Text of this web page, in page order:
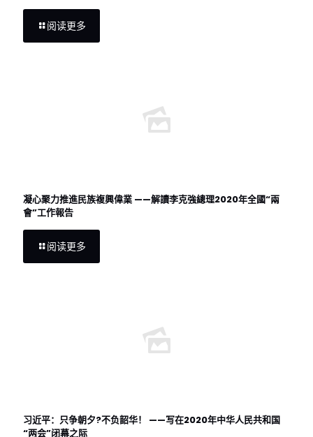
阅读更多
凝心聚力推進民族複興偉業 ——解讀李克強總理2020年全國“兩
會”工作報告
阅读更多
习近平：只争朝夕?不负韶华！ ——写在2020年中华人民共和国
“两会”闭幕之际